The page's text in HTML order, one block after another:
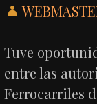
Tuve
entre las
Ferrocarriles